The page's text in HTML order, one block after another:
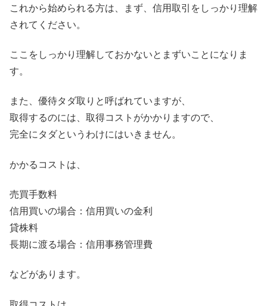
これから始められる方は、まず、信用取引をしっかり理解
されてください。
ここをしっかり理解しておかないとまずいことになりま
す。
また、優待タダ取りと呼ばれていますが、
取得するのには、取得コストがかかりますので、
完全にタダというわけにはいきません。
かかるコストは、
売買手数料
信用買いの場合：信用買いの金利
貸株料
長期に渡る場合：信用事務管理費
などがあります。